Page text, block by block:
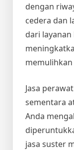
dengan
cedera dan
dari
Jasa
sementara
Anda
jasa suster